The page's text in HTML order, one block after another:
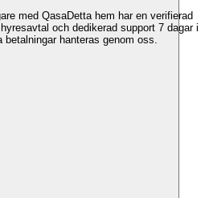
med QasaDetta hem har en verifierad
och dedikerad support 7 dagar i
betalningar hanteras genom oss.